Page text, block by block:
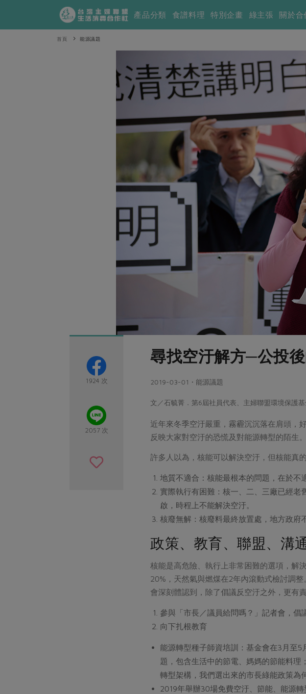
產品分類 食譜料理 特別企畫 綠主張 關於合
首頁 能源議題
1924 次
2057 次
尋找空汙解方─公投
2019-03-01・能源議題
文／石毓菁．第6屆社員代表、主婦聯盟環境保護
近年來冬季空汙嚴重，霧霾沉沉落在肩頭，
反映大家對空汙的恐慌及對能源轉型的陌生。
許多人以為，核能可以解決空汙，但核能真
地質不適合：核能最根本的問題，在於不
實際執行有困難：核一、二、三廠已經
啟，時程上不能解決空汙。
核廢無解：核廢料最終放置處，地方政府
政策、教育、聯盟、溝
核能是高危險、執行上非常困難的選項，解
20%，天然氣與燃煤在2年內滾動式檢討調
會深刻體認到，除了倡議反空汙之外，更有
參與「市長／議員給問嗎？」記者會，倡
向下扎根教育
能源轉型種子師資培訓：基金會在3月至
題，包含生活中的節電、媽媽的節能料
轉型架構，我們選出來的市長綠能政策為
2019年舉辦30場免費空汙、節能、能源